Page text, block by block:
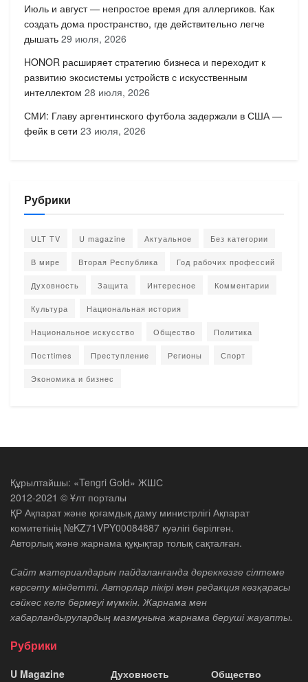
Июль и август — непростое время для аллергиков. Как
создать дома пространство, где действительно легче
дышать 29 июля, 2026
HONOR расширяет стратегию бизнеса и переходит к
развитию экосистемы устройств с искусственным
интеллектом 28 июля, 2026
СМИ: Главу аргентинского футбола задержали в США —
фейк в сети 23 июля, 2026
Рубрики
ULT TV U magazine Актуальное Без категории
В мире Вторая Республика Год рабочих профессий
Духовность Защита Интересное Комментарии
Культура Национальная история
Национальное искусство Общество Политика
Постtimes Преступление Регионы Спорт
Экономика и бизнес
Құрылтайшы: «Tengri Gold» ЖШС
2012-2021 © Ұлт порталы
ҚР Ақпарат және қоғамдық даму министрлігі Ақпарат
комитетінің №KZ71VPY00084887 куәлігі берілген.
Авторлық және жарнама құқықтар толық сақталған.
Сайт материалдарын пайдаланғанда дереккөзге сілтеме
көрсету міндетті. Авторлар пікірі мен редакция көзқарасы
сәйкес келе бермеуі мүмкін. Жарнама мен
хабарландырулардың мазмұнына жарнама беруші жауапты.
Рубрики
U Magazine Духовность Общество